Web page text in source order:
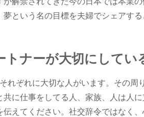
夢という名の目標を夫婦でシェアす
トナーが大切にしてい
れぞれに大切な人がいます。その周
共に仕事をしてる人、家族、人は人
伝えてください。社交辞令ではなく